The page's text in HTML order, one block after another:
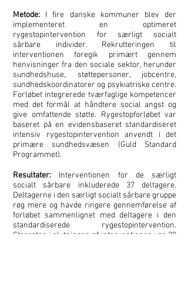
Metode: I fire danske kommuner blev der
implementeret en optimeret
rygestopintervention for særligt socialt
sårbare individer. Rekrutteringen til
interventionen foregik primært gennem
henvisninger fra den sociale sektor, herunder
sundhedshuse, støttepersoner, jobcentre,
sundhedskoordinatorer og psykiatriske centre.
Forløbet integrerede tværfaglige kompetencer
med det formål at håndtere social angst og
give omfattende støtte. Rygestopforløbet var
baseret på en evidensbaseret standardiseret
intensiv rygestopintervention anvendt i det
primære sundhedsvæsen (Guld Standard
Programmet).
Resultater: Interventionen for de særligt
socialt sårbare inkluderede 37 deltagere.
Deltagerne i den særligt socialt sårbare gruppe
røg mere og havde ringere gennemførelse af
forløbet sammenlignet med deltagere i den
standardiserede rygestopintervention.
Stopraten i slutningen af interventionen var 29